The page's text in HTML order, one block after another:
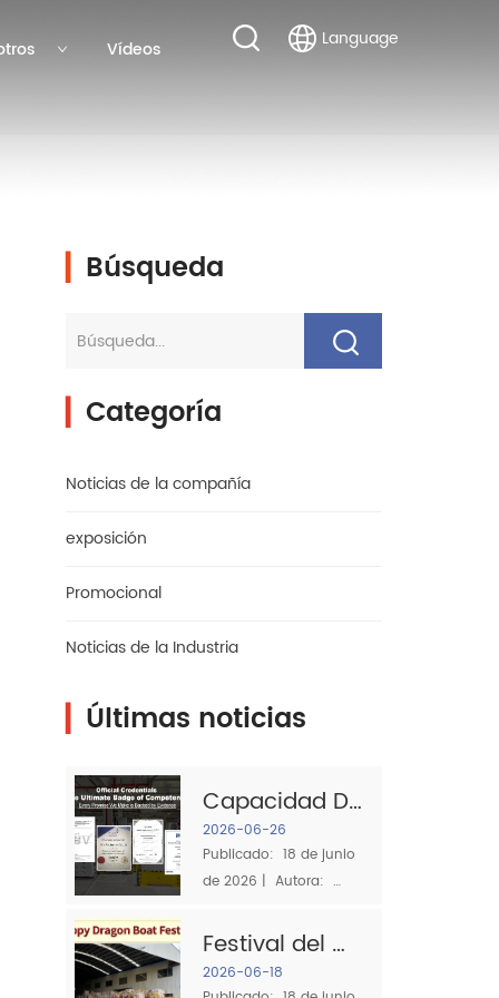
Vídeos Language
Búsqueda
▎Categoría
Noticias de la compañía
exposición
Promocional
Noticias de la Industria
Últimas noticias
Capacidad De
Producción Y
Certificaciones:
Que Sea Un
Proveedor De
2026-06-26
Publicado:  18 de junio
de 2026 |  Autora:
GRUPO SJS Al obtener
Trapos de algodón Para
la limpieza industrial, dos
Festival del
Bote del
2026-06-18